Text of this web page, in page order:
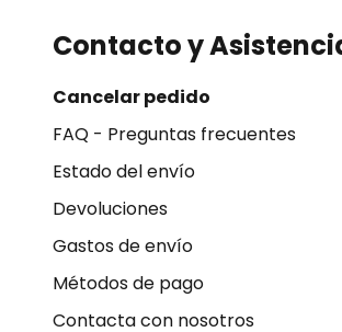
Contacto y
Cancelar pedido
FAQ - Preguntas frecuentes
Estado del envío
Devoluciones
Gastos de envío
Métodos de pago
Contacta con nosotros